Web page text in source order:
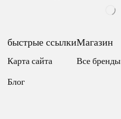
быстрые ссылки
Карта сайта
Блог
Магазин
Все бренды